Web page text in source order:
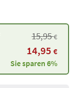
15,95€
14,95 €
Sie sparen 6%